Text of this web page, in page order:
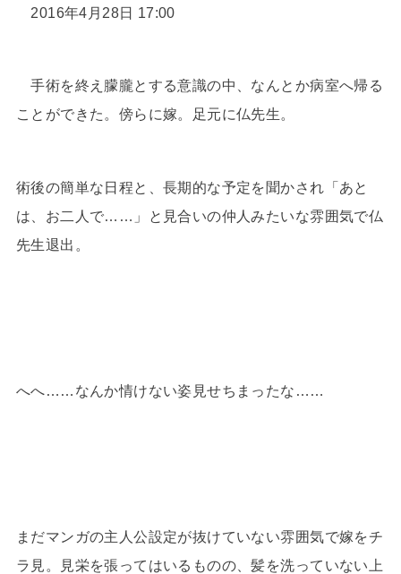
2016年4月28日 17:00
手術を終え朦朧とする意識の中、なんとか病室へ帰る
ことができた。傍らに嫁。足元に仏先生。
術後の簡単な日程と、長期的な予定を聞かされ「あと
は、お二人で……」と見合いの仲人みたいな雰囲気で仏
先生退出。
へへ……なんか情けない姿見せちまったな……
まだマンガの主人公設定が抜けていない雰囲気で嫁をチ
ラ見。見栄を張ってはいるものの、髪を洗っていない上